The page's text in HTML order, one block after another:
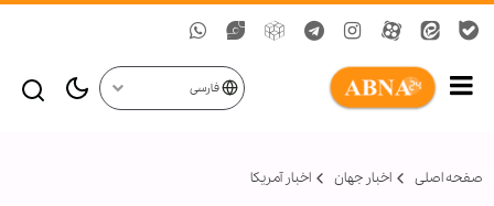
فارسی
صفحه اصلی اخبار جهان اخبار آمریکا